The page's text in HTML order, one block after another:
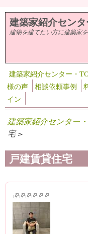
メインコンテンツに移動
建築家紹介セン
建物を建てたい方に建築家
建築家紹介センター・
様の声
相談依頼事例
イン
建築家紹介センター
宅 >
戸建賃貸住宅
(link is external)
(link is external)
(link is external)
(link is external)
(link is external)
(link is external)